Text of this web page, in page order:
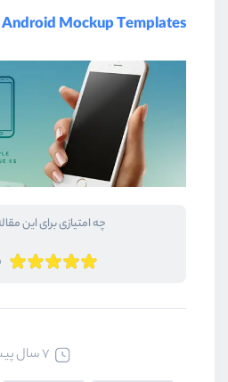
Android Mockup Templates
چه امتیازی برای این
7 سال پیش